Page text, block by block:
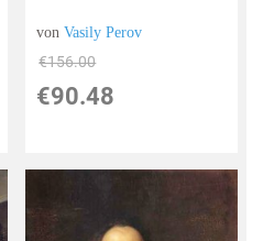
vonVasily Perov
€156.00
€90.48